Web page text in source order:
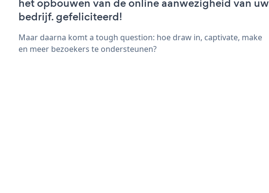
het opbouwen van de online aanwezigheid van uw
bedrijf. gefeliciteerd!
Maar daarna komt a tough question: hoe draw in, captivate, make
en meer bezoekers te ondersteunen?